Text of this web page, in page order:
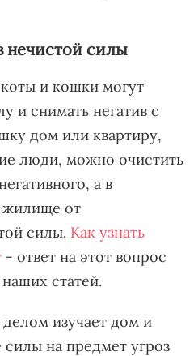
нечистой силы
и кошки могут
и снимать негатив с
дом или квартиру,
люди, можно очистить
а в
жилище от
силы. Как узнать
- ответ на этот вопрос
статей.
изучает дом и
на предмет угроз